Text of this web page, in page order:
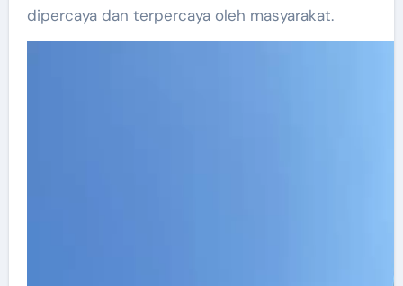
dipercaya dan terpercaya oleh masyarakat.